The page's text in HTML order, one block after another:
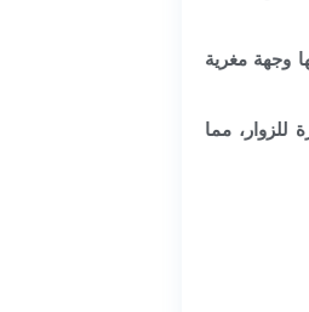
وجهة مغرية
للزوار، مما